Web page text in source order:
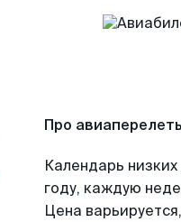
Про
Календарь
году, каждую
Цена